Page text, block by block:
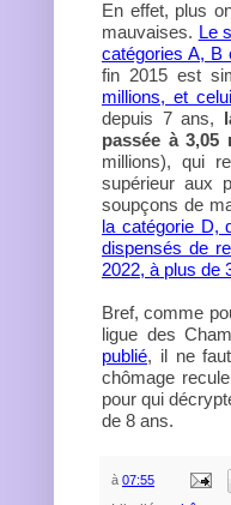
En effet, plus
mauvaises. Le
catégories A, B
fin 2015 est
millions, et
depuis 7 ans,
passée à
millions), qui
supérieur aux
soupçons de
la catégorie D,
dispensés de
2022, à plus de
Bref, comme
ligue des
publié, il ne
chômage
pour qui
de 8 ans.
à 07:55